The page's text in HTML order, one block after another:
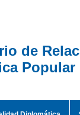
de
Popular